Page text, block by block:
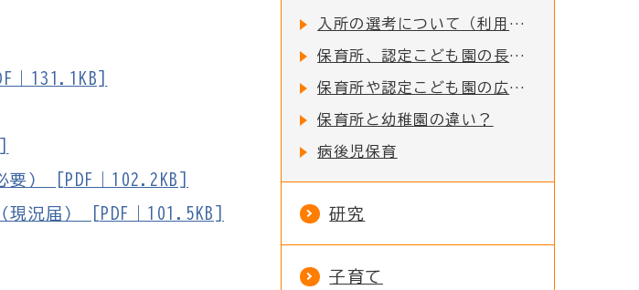
｜131.1KB]
要） [PDF｜102.2KB]
現況届） [PDF｜101.5KB]
入所の選考について（利用調整）
保育所、認定こども園の長期欠席について
保育所や認定こども園の広域入所について
保育所と幼稚園の違い？
病後児保育
研究
子育て